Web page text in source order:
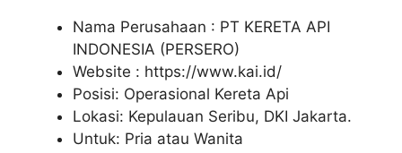
Nama Perusahaan : PT KERETA API
INDONESIA (PERSERO)
Website : https://www.kai.id/
Posisi: Operasional Kereta Api
Lokasi: Kepulauan Seribu, DKI Jakarta.
Untuk: Pria atau Wanita